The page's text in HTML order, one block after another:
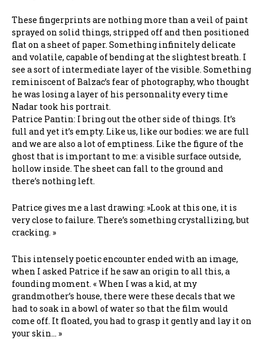
These fingerprints are nothing more than a veil of paint
sprayed on solid things, stripped off and then positioned
flat on a sheet of paper. Something infinitely delicate
and volatile, capable of bending at the slightest breath. I
see a sort of intermediate layer of the visible. Something
reminiscent of Balzac’s fear of photography, who thought
he was losing a layer of his personnality every time
Nadar took his portrait.
Patrice Pantin: I bring out the other side of things. It’s
full and yet it’s empty. Like us, like our bodies: we are full
and we are also a lot of emptiness. Like the figure of the
ghost that is important to me: a visible surface outside,
hollow inside. The sheet can fall to the ground and
there’s nothing left.
Patrice gives me a last drawing: »Look at this one, it is
very close to failure. There’s something crystallizing, but
cracking. »
This intensely poetic encounter ended with an image,
when I asked Patrice if he saw an origin to all this, a
founding moment. « When I was a kid, at my
grandmother’s house, there were these decals that we
had to soak in a bowl of water so that the film would
come off. It floated, you had to grasp it gently and lay it on
your skin… »